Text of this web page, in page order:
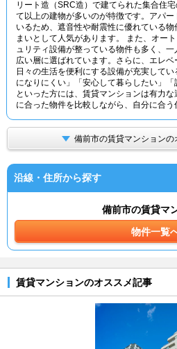
TOP
リート造（SRC造）で建てられた集合住
て以上の建物が多いのが特徴です。アパ
いるため、遮音性や耐震性に優れている
まいとして人気があります。 また、オー
ュリティ設備が整っている物件も多く、
広い層に選ばれています。さらに、エレベ
日々の生活を便利にする設備が充実して
になりにくい」「安心して暮らしたい」「
といった方には、賃貸マンションは有力
に合った物件を比較しながら、自分に合う
備前市の賃貸マンションの
沿線・住所から探す
備前市の賃貸マ
物件一覧
賃貸マンションのオススメ記事